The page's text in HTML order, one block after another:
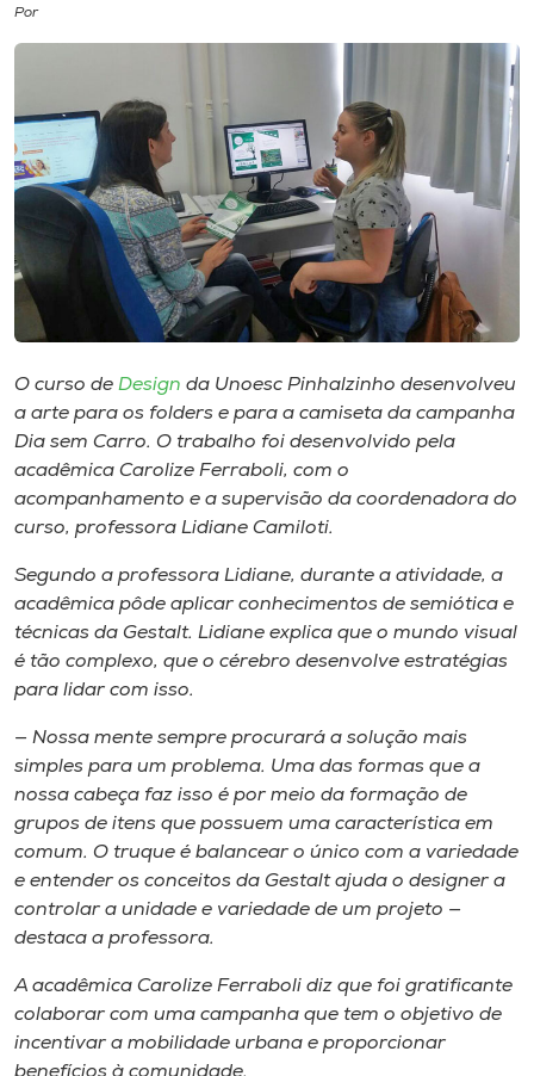
CPA
Biblioteca
Editora
Rádio
Museu
Unoesc
Store
o idioma
Por
O curso de Design da Unoesc Pinhalzinho desenvolveu
a arte para os folders e para a camiseta da campanha
Dia sem Carro. O trabalho foi desenvolvido pela
acadêmica Carolize Ferraboli, com o
acompanhamento e a supervisão da coordenadora do
curso, professora Lidiane Camiloti.
Segundo a professora Lidiane, durante a atividade, a
acadêmica pôde aplicar conhecimentos de semiótica e
técnicas da Gestalt. Lidiane explica que o mundo visual
é tão complexo, que o cérebro desenvolve estratégias
para lidar com isso.
— Nossa mente sempre procurará a solução mais
simples para um problema. Uma das formas que a
nossa cabeça faz isso é por meio da formação de
grupos de itens que possuem uma característica em
comum. O truque é balancear o único com a variedade
e entender os conceitos da Gestalt ajuda o designer a
controlar a unidade e variedade de um projeto —
destaca a professora.
A acadêmica Carolize Ferraboli diz que foi gratificante
colaborar com uma campanha que tem o objetivo de
incentivar a mobilidade urbana e proporcionar